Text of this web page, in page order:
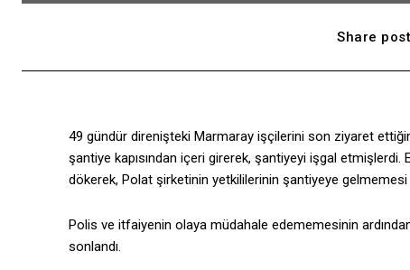
Share
49 gündür direnişteki Marmaray işçilerini son ziyaret
şantiye kapısından içeri girerek, şantiyeyi işgal
dökerek, Polat şirketinin yetkililerinin şantiyeye gelmemesi
Polis ve itfaiyenin olaya müdahale edememesinin
sonlandı.